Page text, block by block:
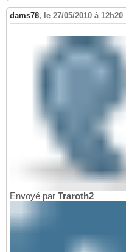
dams78, le 27/05/2010 à 12h20
Envoyé par Traroth2